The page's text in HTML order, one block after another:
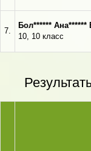
7.
Бол****** Ана******
10, 10 класс